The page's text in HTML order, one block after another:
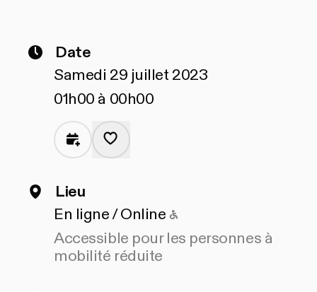
Date
Samedi 29 juillet 2023
01h00 à 00h00
Lieu
En ligne / Online Accessible pour
Accessible pour les personnes à
mobilité réduite